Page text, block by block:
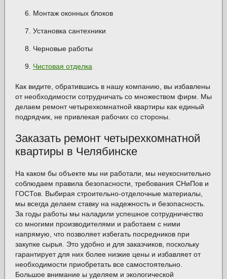
Монтаж оконных блоков
Установка сантехники
Черновые работы
Чистовая отделка
Как видите, обратившись в нашу компанию, вы избавлены
от необходимости сотрудничать со множеством фирм. Мы
делаем ремонт четырехкомнатной квартиры как единый
подрядчик, не привлекая рабочих со стороны.
Заказать ремонт четырехкомнатной
квартиры в Челябинске
На каком бы объекте мы ни работали, мы неукоснительно
соблюдаем правила безопасности, требования СНиПов и
ГОСТов. Выбирая строительно-отделочные материалы,
мы всегда делаем ставку на надежность и безопасность.
За годы работы мы наладили успешное сотрудничество
со многими производителями и работаем с ними
напрямую, что позволяет избегать посредников при
закупке сырья. Это удобно и для заказчиков, поскольку
гарантирует для них более низкие цены и избавляет от
необходимости приобретать все самостоятельно.
Большое внимание ы уделяем и экологической